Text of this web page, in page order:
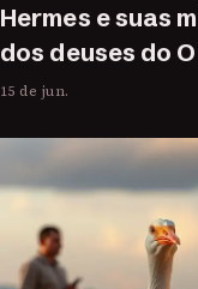
Hermes e suas
dos deuses do
15 de jun.